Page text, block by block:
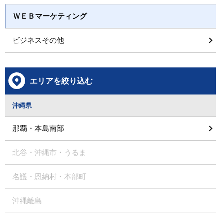
ＷＥＢマーケティング
ビジネスその他
エリアを絞り込む
沖縄県
那覇・本島南部
北谷・沖縄市・うるま
名護・恩納村・本部町
沖縄離島